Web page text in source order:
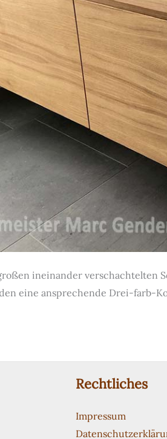
ineinander verschachtelten
eine ansprechende Drei-farb-
Rechtliches
Impressum